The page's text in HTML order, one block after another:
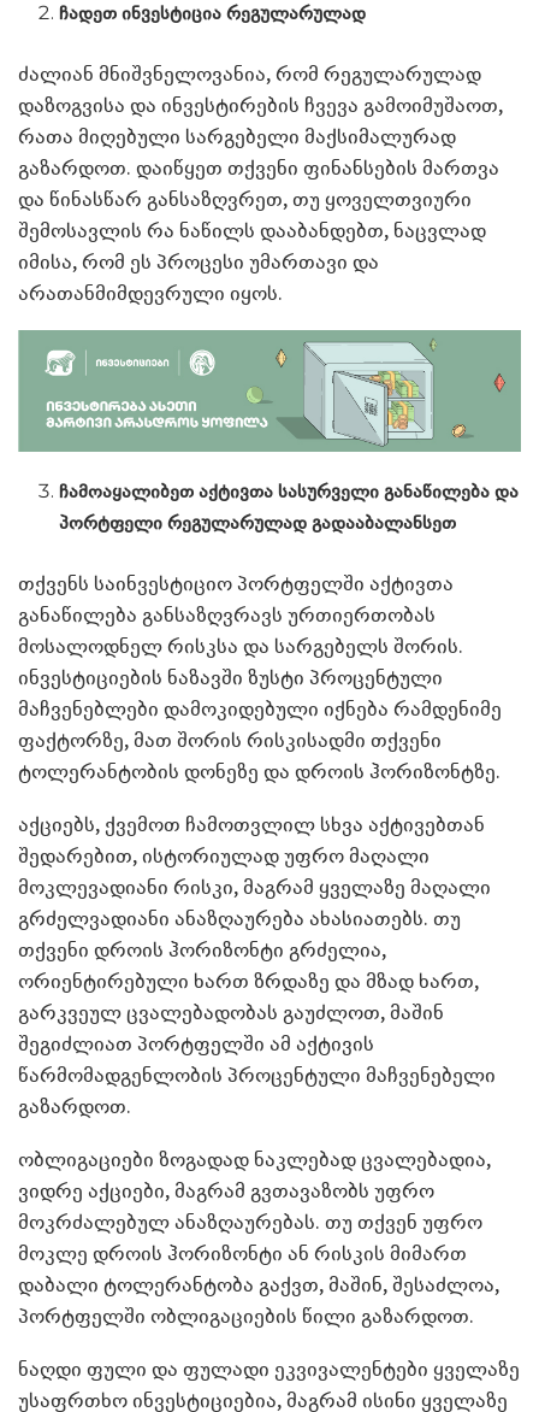
ჩადეთ ინვესტიცია რეგულარულად
ძალიან მნიშვნელოვანია, რომ რეგულარულად
დაზოგვისა და ინვესტირების ჩვევა გამოიმუშაოთ,
რათა მიღებული სარგებელი მაქსიმალურად
გაზარდოთ. დაიწყეთ თქვენი ფინანსების მართვა
და წინასწარ განსაზღვრეთ, თუ ყოველთვიური
შემოსავლის რა ნაწილს დააბანდებთ, ნაცვლად
იმისა, რომ ეს პროცესი უმართავი და
არათანმიმდევრული იყოს.
ჩამოაყალიბეთ აქტივთა სასურველი განაწილება და
პორტფელი რეგულარულად გადააბალანსეთ
თქვენს საინვესტიციო პორტფელში აქტივთა
განაწილება განსაზღვრავს ურთიერთობას
მოსალოდნელ რისკსა და სარგებელს შორის.
ინვესტიციების ნაზავში ზუსტი პროცენტული
მაჩვენებლები დამოკიდებული იქნება რამდენიმე
ფაქტორზე, მათ შორის რისკისადმი თქვენი
ტოლერანტობის დონეზე და დროის ჰორიზონტზე.
აქციებს, ქვემოთ ჩამოთვლილ სხვა აქტივებთან
შედარებით, ისტორიულად უფრო მაღალი
მოკლევადიანი რისკი, მაგრამ ყველაზე მაღალი
გრძელვადიანი ანაზღაურება ახასიათებს. თუ
თქვენი დროის ჰორიზონტი გრძელია,
ორიენტირებული ხართ ზრდაზე და მზად ხართ,
გარკვეულ ცვალებადობას გაუძლოთ, მაშინ
შეგიძლიათ პორტფელში ამ აქტივის
წარმომადგენლობის პროცენტული მაჩვენებელი
გაზარდოთ.
ობლიგაციები ზოგადად ნაკლებად ცვალებადია,
ვიდრე აქციები, მაგრამ გვთავაზობს უფრო
მოკრძალებულ ანაზღაურებას. თუ თქვენ უფრო
მოკლე დროის ჰორიზონტი ან რისკის მიმართ
დაბალი ტოლერანტობა გაქვთ, მაშინ, შესაძლოა,
პორტფელში ობლიგაციების წილი გაზარდოთ.
ნაღდი ფული და ფულადი ეკვივალენტები ყველაზე
უსაფრთხო ინვესტიციებია, მაგრამ ისინი ყველაზე